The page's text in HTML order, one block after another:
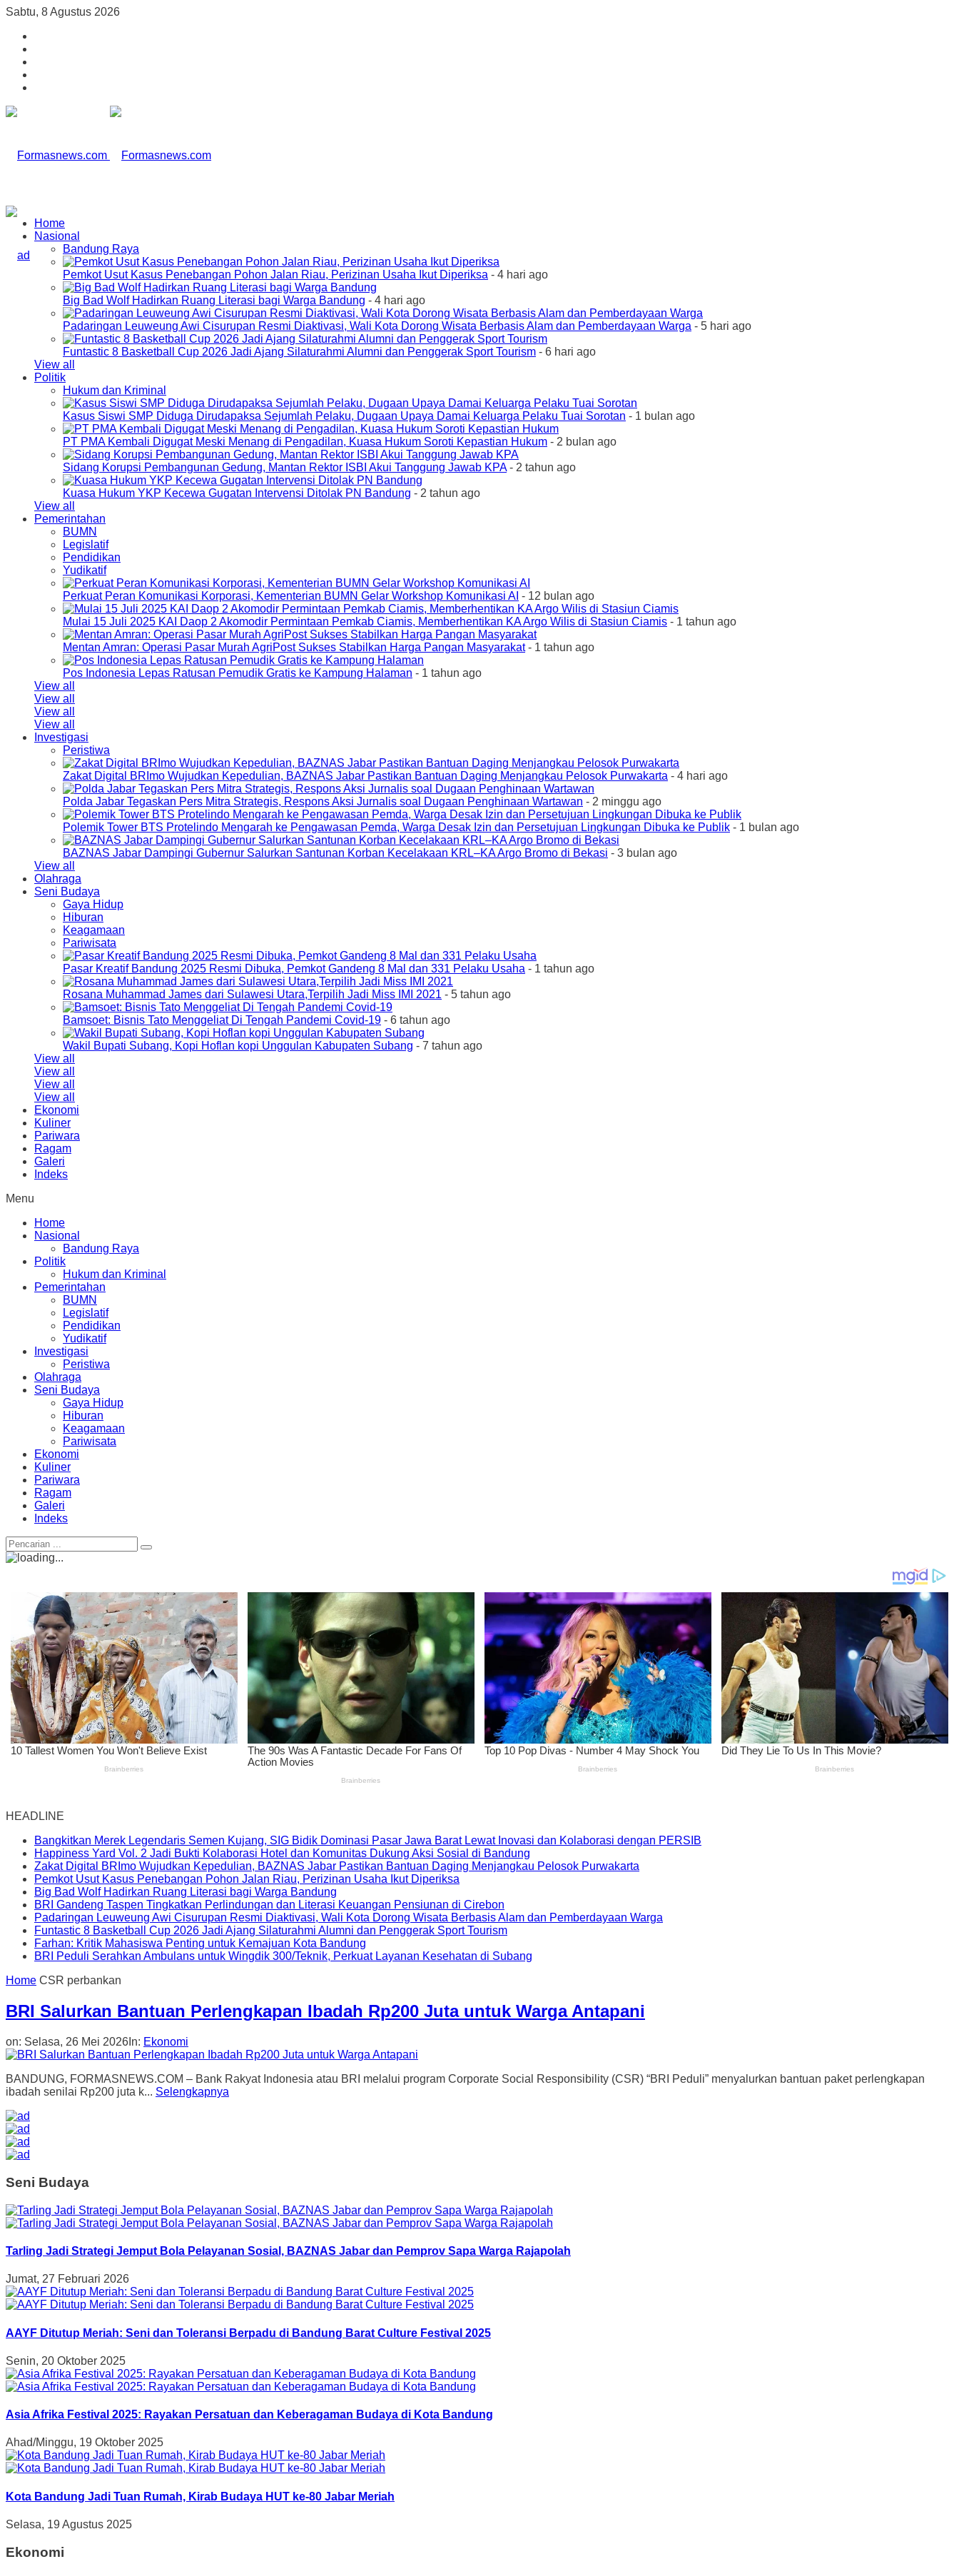
Sabtu, 8 Agustus 2026
Home
Nasional
Bandung Raya
Pemkot Usut Kasus Penebangan Pohon Jalan Riau, Perizinan Usaha Ikut Diperiksa - 4 hari ago
Big Bad Wolf Hadirkan Ruang Literasi bagi Warga Bandung - 4 hari ago
Padaringan Leuweung Awi Cisurupan Resmi Diaktivasi, Wali Kota Dorong Wisata Berbasis Alam dan Pemberdayaan Warga - 5 hari ago
Funtastic 8 Basketball Cup 2026 Jadi Ajang Silaturahmi Alumni dan Penggerak Sport Tourism - 6 hari ago
View all
Politik
Hukum dan Kriminal
Kasus Siswi SMP Diduga Dirudapaksa Sejumlah Pelaku, Dugaan Upaya Damai Keluarga Pelaku Tuai Sorotan - 1 bulan ago
PT PMA Kembali Digugat Meski Menang di Pengadilan, Kuasa Hukum Soroti Kepastian Hukum - 2 bulan ago
Sidang Korupsi Pembangunan Gedung, Mantan Rektor ISBI Akui Tanggung Jawab KPA- 2 tahun ago
Kuasa Hukum YKP Kecewa Gugatan Intervensi Ditolak PN Bandung - 2 tahun ago
View all
Pemerintahan
BUMN
Legislatif
Pendidikan
Yudikatif
Perkuat Peran Komunikasi Korporasi, Kementerian BUMN Gelar Workshop Komunikasi AI - 12 bulan ago
Mulai 15 Juli 2025 KAI Daop 2 Akomodir Permintaan Pemkab Ciamis, Memberhentikan KA Argo Wilis di Stasiun Ciamis - 1 tahun ago
Mentan Amran: Operasi Pasar Murah AgriPost Sukses Stabilkan Harga Pangan Masyarakat- 1 tahun ago
Pos Indonesia Lepas Ratusan Pemudik Gratis ke Kampung Halaman - 1 tahun ago
View all
View all
View all
View all
Investigasi
Peristiwa
Zakat Digital BRImo Wujudkan Kepedulian, BAZNAS Jabar Pastikan Bantuan Daging Menjangkau Pelosok Purwakarta - 4 hari ago
Polda Jabar Tegaskan Pers Mitra Strategis, Respons Aksi Jurnalis soal Dugaan Penghinaan Wartawan - 2 minggu ago
Polemik Tower BTS Protelindo Mengarah ke Pengawasan Pemda, Warga Desak Izin dan Persetujuan Lingkungan Dibuka ke Publik - 1 bulan ago
BAZNAS Jabar Dampingi Gubernur Salurkan Santunan Korban Kecelakaan KRL–KA Argo Bromo di Bekasi - 3 bulan ago
View all
Olahraga
Seni Budaya
Gaya Hidup
Hiburan
Keagamaan
Pariwisata
Pasar Kreatif Bandung 2025 Resmi Dibuka, Pemkot Gandeng 8 Mal dan 331 Pelaku Usaha - 1 tahun ago
Rosana Muhammad James dari Sulawesi Utara,Terpilih Jadi Miss IMI 2021 - 5 tahun ago
Bamsoet: Bisnis Tato Menggeliat Di Tengah Pandemi Covid-19 - 6 tahun ago
Wakil Bupati Subang, Kopi Hoflan kopi Unggulan Kabupaten Subang - 7 tahun ago
View all
View all
View all
View all
Ekonomi
Kuliner
Pariwara
Ragam
Galeri
Indeks
Menu
Home
Nasional
Bandung Raya
Politik
Hukum dan Kriminal
Pemerintahan
BUMN
Legislatif
Pendidikan
Yudikatif
Investigasi
Peristiwa
Olahraga
Seni Budaya
Gaya Hidup
Hiburan
Keagamaan
Pariwisata
Ekonomi
Kuliner
Pariwara
Ragam
Galeri
Indeks
HEADLINE
Bangkitkan Merek Legendaris Semen Kujang, SIG Bidik Dominasi Pasar Jawa Barat Lewat Inovasi dan Kolaborasi dengan PERSIB
Happiness Yard Vol. 2 Jadi Bukti Kolaborasi Hotel dan Komunitas Dukung Aksi Sosial di Bandung
Zakat Digital BRImo Wujudkan Kepedulian, BAZNAS Jabar Pastikan Bantuan Daging Menjangkau Pelosok Purwakarta
Pemkot Usut Kasus Penebangan Pohon Jalan Riau, Perizinan Usaha Ikut Diperiksa
Big Bad Wolf Hadirkan Ruang Literasi bagi Warga Bandung
BRI Gandeng Taspen Tingkatkan Perlindungan dan Literasi Keuangan Pensiunan di Cirebon
Padaringan Leuweung Awi Cisurupan Resmi Diaktivasi, Wali Kota Dorong Wisata Berbasis Alam dan Pemberdayaan Warga
Funtastic 8 Basketball Cup 2026 Jadi Ajang Silaturahmi Alumni dan Penggerak Sport Tourism
Farhan: Kritik Mahasiswa Penting untuk Kemajuan Kota Bandung
BRI Peduli Serahkan Ambulans untuk Wingdik 300/Teknik, Perkuat Layanan Kesehatan di Subang
Home CSR perbankan
BRI Salurkan Bantuan Perlengkapan Ibadah Rp200 Juta untuk Warga Antapani
on: Selasa, 26 Mei 2026 In: Ekonomi
BANDUNG, FORMASNEWS.COM – Bank Rakyat Indonesia atau BRI melalui program Corporate Social Responsibility (CSR) “BRI Peduli” menyalurkan bantuan paket perlengkapan
ibadah senilai Rp200 juta k... Selengkapnya
Seni Budaya
Tarling Jadi Strategi Jemput Bola Pelayanan Sosial, BAZNAS Jabar dan Pemprov Sapa Warga Rajapolah
Jumat, 27 Februari 2026
AAYF Ditutup Meriah: Seni dan Toleransi Berpadu di Bandung Barat Culture Festival 2025
Senin, 20 Oktober 2025
Asia Afrika Festival 2025: Rayakan Persatuan dan Keberagaman Budaya di Kota Bandung
Ahad/Minggu, 19 Oktober 2025
Kota Bandung Jadi Tuan Rumah, Kirab Budaya HUT ke-80 Jabar Meriah
Selasa, 19 Agustus 2025
Ekonomi